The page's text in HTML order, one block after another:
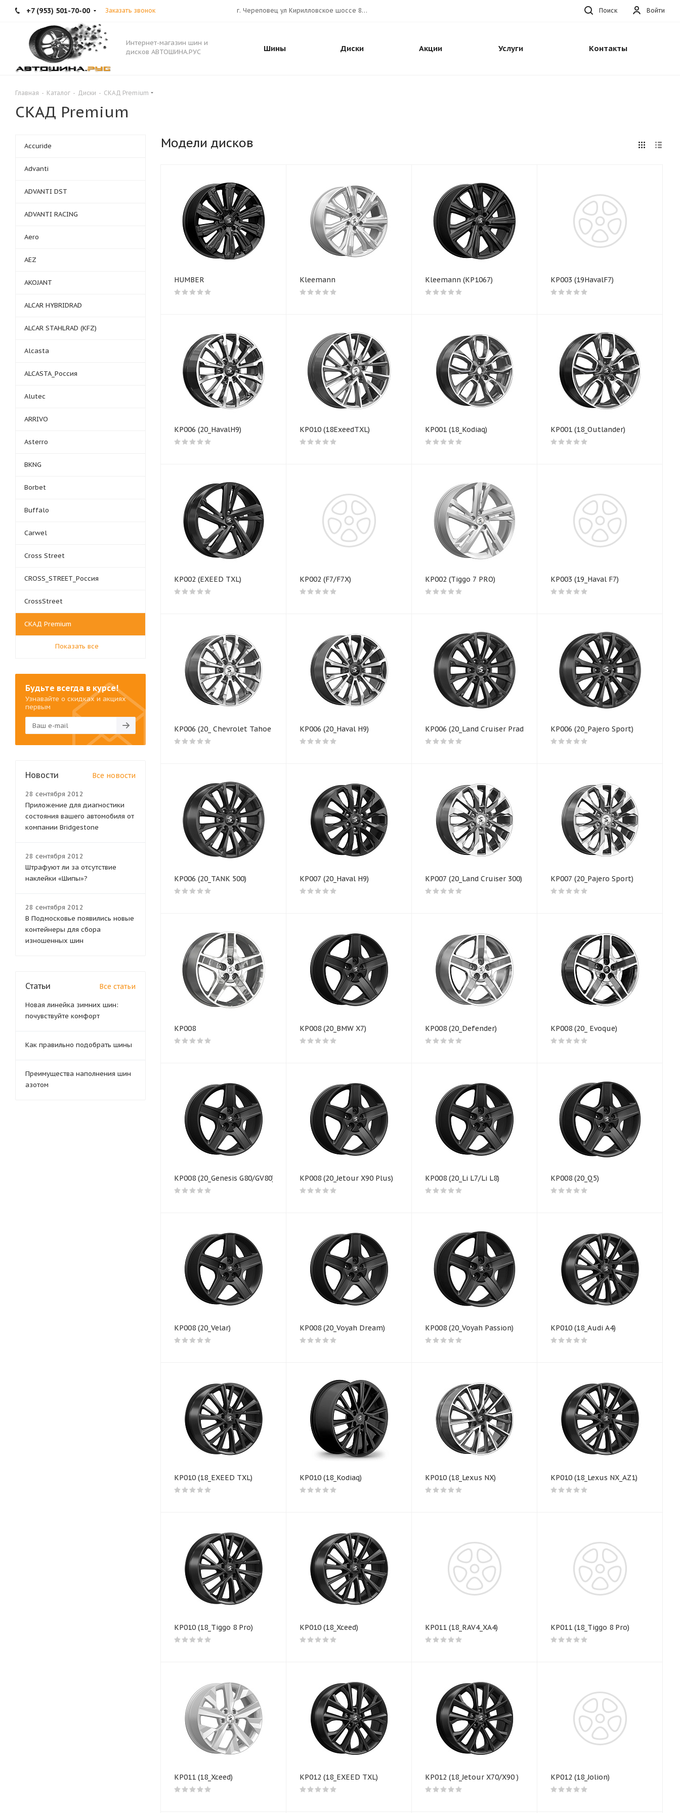
+7 (953) 501-70-00 Заказать звонок Войти
г. Череповец ул Кирилловское шоссе 80А АВТОШИНА.РУС Поиск
Интернет-магазин шин и
дисков АВТОШИНА.РУС
Шины Диски Акции Услуги Контакты
Главная - Каталог - Диски - СКАД Premium
СКАД Premium
Модели дисков
HUMBER Kleemann Kleemann (КР1067) КP003 (19HavalF7)
КP006 (20_HavalH9) КP010 (18ExeedTXL) КР001 (18_Kodiaq) КР001 (18_Outlander)
КР002 (EXEED TXL) КР002 (F7/F7X) КР002 (Tiggo 7 PRO) КР003 (19_Haval F7)
КР006 (20_ Chevrolet Tahoe IV) КР006 (20_Haval H9) КР006 (20_Land Cruiser Prado) КР006 (20_Pajero Sport)
КР006 (20_TANK 500) КР007 (20_Haval H9) КР007 (20_Land Cruiser 300) КР007 (20_Pajero Sport)
КР008 КР008 (20_BMW X7) КР008 (20_Defender) КР008 (20_ Evoque)
КР008 (20_Genesis G80/GV80) КР008 (20_Jetour X90 Plus) КР008 (20_Li L7/Li L8) КР008 (20_Q5)
КР008 (20_Velar) КР008 (20_Voyah Dream) КР008 (20_Voyah Passion) КР010 (18_Audi A4)
КР010 (18_EXEED TXL) КР010 (18_Kodiaq) КР010 (18_Lexus NX) КР010 (18_Lexus NX_AZ1)
КР010 (18_Tiggo 8 Pro) КР010 (18_Xceed) КР011 (18_RAV4_XA4) КР011 (18_Tiggo 8 Pro)
КР011 (18_Xceed) КР012 (18_EXEED TXL) КР012 (18_Jetour X70/X90 ) КР012 (18_Jolion)
Accuride
Advanti
ADVANTI DST
ADVANTI RACING
Aero
AEZ
AKOJANT
ALCAR HYBRIDRAD
ALCAR STAHLRAD (KFZ)
Alcasta
ALCASTA_Россия
Alutec
ARRIVO
Asterro
BKNG
Borbet
Buffalo
Carwel
Cross Street
CROSS_STREET_Россия
CrossStreet
СКАД Premium
Показать все
Будьте всегда в курсе!
Узнавайте о скидках и акциях
первым
Новости Все новости
28 сентября 2012
Приложение для диагностики
состояния вашего автомобиля от
компании Bridgestone
28 сентября 2012
Штрафуют ли за отсутствие
наклейки «Шипы»?
28 сентября 2012
В Подмосковье появились новые
контейнеры для сбора
изношенных шин
Статьи Все статьи
Новая линейка зимних шин:
почувствуйте комфорт
Как правильно подобрать шины
Преимущества наполнения шин
азотом